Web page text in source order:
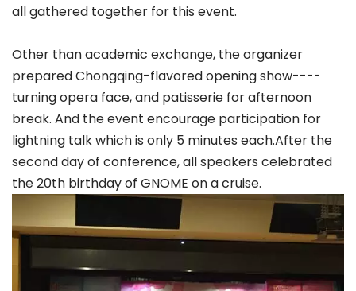
all gathered together for this event.
Other than academic exchange, the organizer
prepared Chongqing-flavored opening show----
turning opera face, and patisserie for afternoon
break. And the event encourage participation for
lightning talk which is only 5 minutes each.After the
second day of conference, all speakers celebrated
the 20th birthday of GNOME on a cruise.